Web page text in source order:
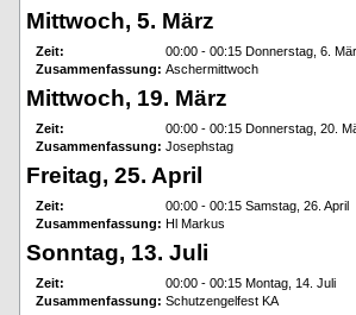
Mittwoch, 5. März
Zeit:
00:00 - 00:15 Donnerstag, 6.
Zusammenfassung: Aschermittwoch
Mittwoch, 19. März
Zeit:
00:00 - 00:15 Donnerstag, 20.
Zusammenfassung: Josephstag
Freitag, 25. April
Zeit:
00:00 - 00:15 Samstag, 26. April
Zusammenfassung: Hl Markus
Sonntag, 13. Juli
Zeit:
00:00 - 00:15 Montag, 14. Juli
Zusammenfassung: Schutzengelfest KA